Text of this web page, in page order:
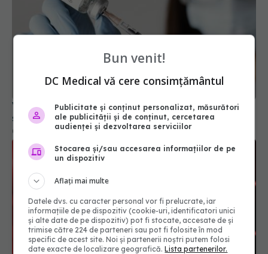
Vaccinul anti-COVID a scăzut incidența AVC-urilor
și a infarctului
03 aug 2024, 16:27
Bun venit!
DC Medical vă cere consimțământul
Publicitate și conținut personalizat, măsurători
ale publicității și de conținut, cercetarea
audienței și dezvoltarea serviciilor
Stocarea și/sau accesarea informațiilor de pe
un dispozitiv
Aflați mai multe
Datele dvs. cu caracter personal vor fi prelucrate, iar
informațiile de pe dispozitiv (cookie-uri, identificatori unici
și alte date de pe dispozitiv) pot fi stocate, accesate de și
trimise către 224 de parteneri sau pot fi folosite în mod
specific de acest site. Noi și partenerii noștri putem folosi
date exacte de localizare geografică.Lista partenerilor.